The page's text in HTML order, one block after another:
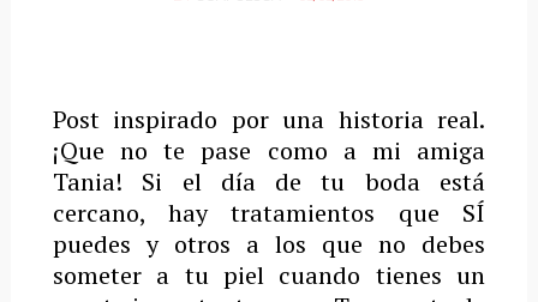
Post inspirado por una historia real.
¡Que no te pase como a mi amiga
Tania! Si el día de tu boda está
cercano, hay tratamientos que SÍ
puedes y otros a los que no debes
someter a tu piel cuando tienes un